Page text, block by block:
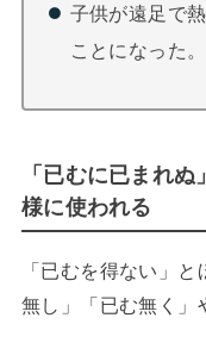
子供が遠足で
ことになった。
「已むに已まれ
様に使われる
「已むを得ない」
無し」「已む無く」